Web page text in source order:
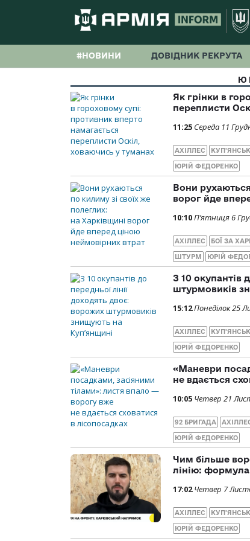
#НОВИНИ ДОВІДНИК РЕКРУТА
Як грінки в
переплисти
11:25 Середа 11
АХІЛЛЕС
ЮРІЙ ФЕДОРЕНКО
Вони
ворог йде
10:10П’ятниця 6
АХІЛЛЕС БОЇ ЗА
ШТУРМ ЮРІЙ
З 10 окупантів
штурмовиків
15:12Понеділок 25
АХІЛЛЕС
ЮРІЙ ФЕДОРЕНКО
«Маневри
не вдається
10:05 Четвер 21
92 БРИГАДА
ЮРІЙ ФЕДОРЕНКО
Чим більше
лінію: формула
17:02 Четвер 7
АХІЛЛЕС
ЮРІЙ ФЕДОРЕНКО